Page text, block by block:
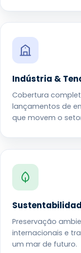
Indústria &
Cobertura
lançamentos de
que movem o
Preservação
internacionais e
um mar de futuro.